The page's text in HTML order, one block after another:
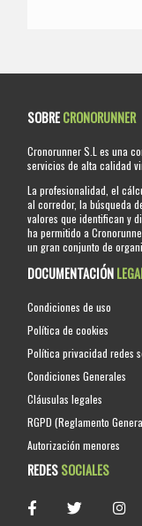
SOBRECRONORUNNER
Cronorunner S.L es una
servicios de alta calidad
La profesionalidad, el
al corredor, la búsqueda
valores que identifican y
ha permitido a
un gran conjunto de
DOCUMENTACIÓN
Condiciones de uso
Política de cookies
Política privacidad redes
Condiciones Generales
Cláusulas legales
RGPD (Reglamento
Autorización menores
REDESSOCIALES